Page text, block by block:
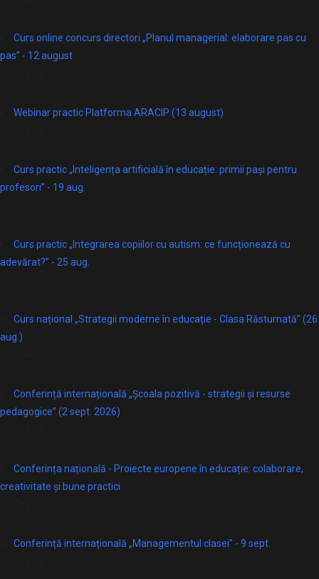
Curs online concurs directori „Planul managerial: elaborare pas cu
pas” - 12 august
Webinar practic Platforma ARACIP (13 august)
Curs practic „Inteligența artificială în educație: primii pași pentru
profesori” - 19 aug.
Curs practic „Integrarea copiilor cu autism: ce funcționează cu
adevărat?” - 25 aug.
Curs național „Strategii moderne în educație - Clasa Răsturnată” (26
aug.)
Conferință internațională „Școala pozitivă - strategii și resurse
pedagogice” (2 sept. 2026)
Conferința națională - Proiecte europene în educație: colaborare,
creativitate și bune practici
Conferință internațională „Managementul clasei” - 9 sept.